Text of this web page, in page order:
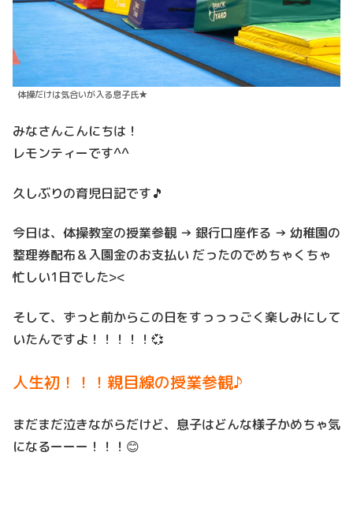
体操だけは気合いが入る息子氏★
みなさんこんにちは！
レモンティーです^^
久しぶりの育児日記です🎵
今日は、体操教室の授業参観 → 銀行口座作る → 幼稚園の
整理券配布＆入園金のお支払い だったのでめちゃくちゃ
忙しい1日でした><
そして、ずっと前からこの日をすっっっごく楽しみにして
いたんですよ！！！！！💞
人生初！！！親目線の授業参観♪
まだまだ泣きながらだけど、息子はどんな様子かめちゃ気
になるーーー！！！😊